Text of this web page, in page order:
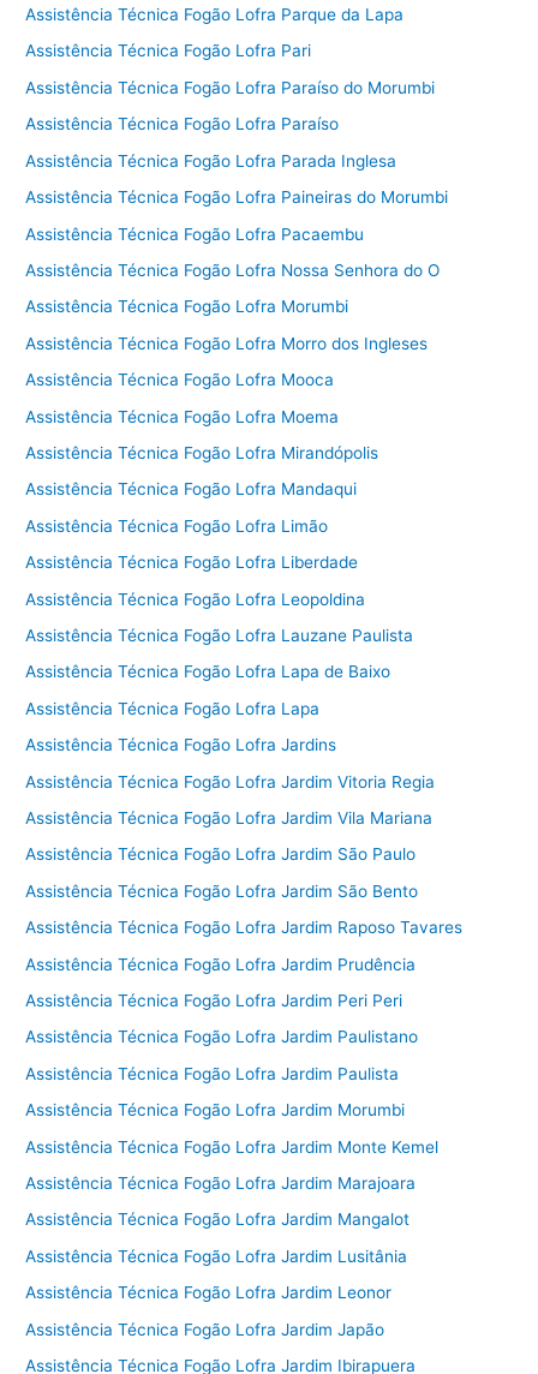
Assistência Técnica Fogão Lofra Parque da Lapa
Assistência Técnica Fogão Lofra Pari
Assistência Técnica Fogão Lofra Paraíso do Morumbi
Assistência Técnica Fogão Lofra Paraíso
Assistência Técnica Fogão Lofra Parada Inglesa
Assistência Técnica Fogão Lofra Paineiras do Morumbi
Assistência Técnica Fogão Lofra Pacaembu
Assistência Técnica Fogão Lofra Nossa Senhora do O
Assistência Técnica Fogão Lofra Morumbi
Assistência Técnica Fogão Lofra Morro dos Ingleses
Assistência Técnica Fogão Lofra Mooca
Assistência Técnica Fogão Lofra Moema
Assistência Técnica Fogão Lofra Mirandópolis
Assistência Técnica Fogão Lofra Mandaqui
Assistência Técnica Fogão Lofra Limão
Assistência Técnica Fogão Lofra Liberdade
Assistência Técnica Fogão Lofra Leopoldina
Assistência Técnica Fogão Lofra Lauzane Paulista
Assistência Técnica Fogão Lofra Lapa de Baixo
Assistência Técnica Fogão Lofra Lapa
Assistência Técnica Fogão Lofra Jardins
Assistência Técnica Fogão Lofra Jardim Vitoria Regia
Assistência Técnica Fogão Lofra Jardim Vila Mariana
Assistência Técnica Fogão Lofra Jardim São Paulo
Assistência Técnica Fogão Lofra Jardim São Bento
Assistência Técnica Fogão Lofra Jardim Raposo Tavares
Assistência Técnica Fogão Lofra Jardim Prudência
Assistência Técnica Fogão Lofra Jardim Peri Peri
Assistência Técnica Fogão Lofra Jardim Paulistano
Assistência Técnica Fogão Lofra Jardim Paulista
Assistência Técnica Fogão Lofra Jardim Morumbi
Assistência Técnica Fogão Lofra Jardim Monte Kemel
Assistência Técnica Fogão Lofra Jardim Marajoara
Assistência Técnica Fogão Lofra Jardim Mangalot
Assistência Técnica Fogão Lofra Jardim Lusitânia
Assistência Técnica Fogão Lofra Jardim Leonor
Assistência Técnica Fogão Lofra Jardim Japão
Assistência Técnica Fogão Lofra Jardim Ibirapuera